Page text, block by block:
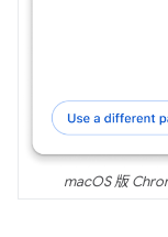
macOS 版